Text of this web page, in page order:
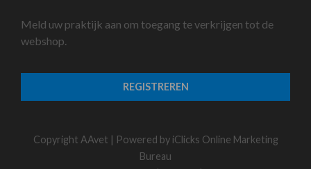
Meld uw praktijk aan om toegang te verkrijgen tot de
webshop.
REGISTREREN
Copyright AAvet | Powered by iClicks Online Marketing
Bureau